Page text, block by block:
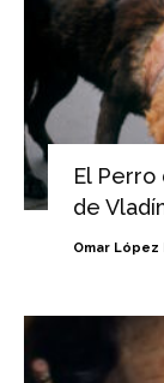
El Perro
de
Omar López